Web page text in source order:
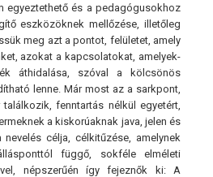
egyeztethető és a pedagógusokhoz
eszközöknek mellőzése, illetőleg
meg azt a pontot, felületet, amely
azokat a kapcsolatokat, amelyek-
áthidalása, szóval a kölcsönös
lenne. Már most az a sarkpont,
fenntartás nélkül egyetért,
a kiskorúaknak java, jelen és
célja, célkitűzése, amelynek
függő, sokféle elméleti
népszerűén így fejeznők ki: A